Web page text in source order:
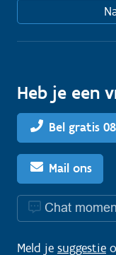
Heb je een
Bel gratis
Mail ons
Chat
Meld je suggestie